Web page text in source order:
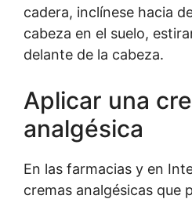
cadera, inclínese hacia
cabeza en el suelo,
delante de la cabeza.
Aplicar una
analgésica
En las farmacias y en
cremas analgésicas que